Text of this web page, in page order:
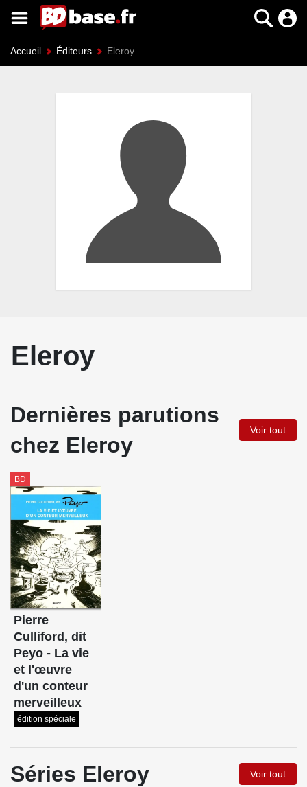
Accueil Éditeurs Eleroy
Eleroy
Dernières parutions
chez Eleroy
Voir tout
BD
Pierre
Culliford, dit
Peyo - La vie
et l'œuvre
d'un conteur
merveilleux
édition spéciale
Séries Eleroy Voir tout